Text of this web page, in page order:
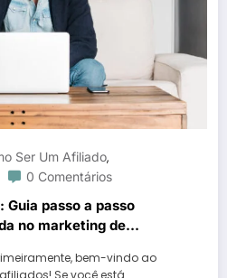
Ser Um Afiliado,
0 Comentários
Guia passo a passo
no marketing de
bem-vindo ao